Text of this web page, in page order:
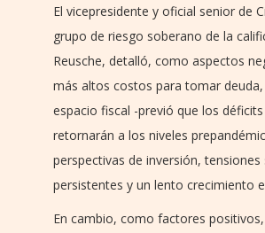
El vicepresidente y oficial senior de
grupo de riesgo soberano de la
Reusche, detalló, como aspectos
más altos costos para tomar
espacio fiscal -previó que los
retornarán a los niveles
perspectivas de inversión, tensiones
persistentes y un lento crecimiento
En cambio, como factores